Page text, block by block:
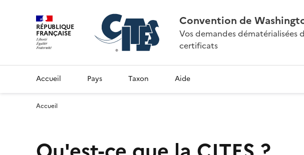
RÉPUBLIQUE
FRANÇAISE
Convention de
Vos demandes dématérialisées
certificats
Accueil Pays Taxon Aide
Accueil